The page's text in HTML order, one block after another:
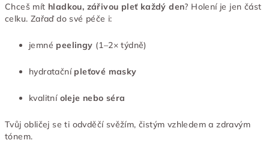
Chceš mít hladkou, zářivou pleť každý den? Holení je jen část
celku. Zařaď do své péče i:
jemné peelingy (1–2× týdně)
hydratační pleťové masky
kvalitní oleje nebo séra
Tvůj obličej se ti odvděčí svěžím, čistým vzhledem a zdravým
tónem.